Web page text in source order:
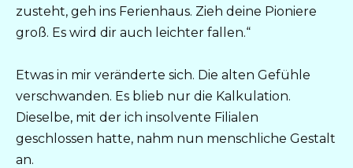
zusteht, geh ins Ferienhaus. Zieh deine Pioniere
groß. Es wird dir auch leichter fallen.“
Etwas in mir veränderte sich. Die alten Gefühle
verschwanden. Es blieb nur die Kalkulation.
Dieselbe, mit der ich insolvente Filialen
geschlossen hatte, nahm nun menschliche Gestalt
an.